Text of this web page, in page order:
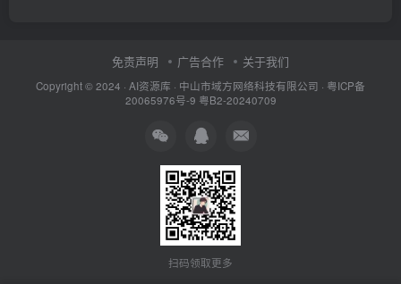
免责声明 广告合作 关于我们
Copyright © 2024 · AI资源库 · 中山市域方网络科技有限公司 · 粤ICP备
20065976号-9 粤B2-20240709
扫码领取更多